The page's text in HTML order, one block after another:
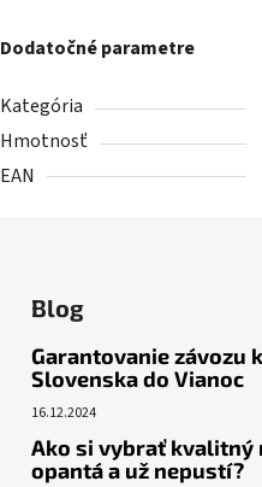
Dodatočné parametre
Kategória
Hmotnosť
EAN
Blog
Garantovanie závozu
Slovenska do Vianoc
16.12.2024
Ako si vybrať kvalitný
opantá a už nepustí?